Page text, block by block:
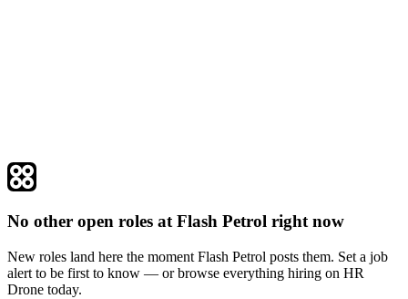
No other open roles at Flash Petrol right now
New roles land here the moment Flash Petrol posts them. Set a job
alert to be first to know — or browse everything hiring on HR
Drone today.